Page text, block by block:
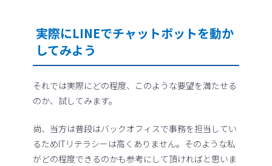
実際にLINEでチャットボットを動か
してみよう
それでは実際にどの程度、このような要望を満たせる
のか、試してみます。
尚、当方は普段はバックオフィスで事務を担当してい
るためITリテラシーは高くありません。そのような私
がどの程度できるのかも参考にして頂ければと思いま